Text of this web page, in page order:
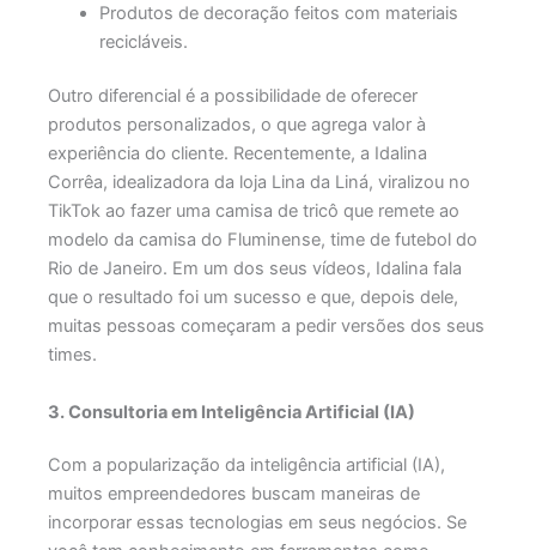
Produtos de decoração feitos com materiais
recicláveis.
Outro diferencial é a possibilidade de oferecer
produtos personalizados, o que agrega valor à
experiência do cliente. Recentemente, a Idalina
Corrêa, idealizadora da loja Lina da Liná, viralizou no
TikTok ao fazer uma camisa de tricô que remete ao
modelo da camisa do Fluminense, time de futebol do
Rio de Janeiro. Em um dos seus vídeos, Idalina fala
que o resultado foi um sucesso e que, depois dele,
muitas pessoas começaram a pedir versões dos seus
times.
3. Consultoria em Inteligência Artificial (IA)
Com a popularização da inteligência artificial (IA),
muitos empreendedores buscam maneiras de
incorporar essas tecnologias em seus negócios. Se